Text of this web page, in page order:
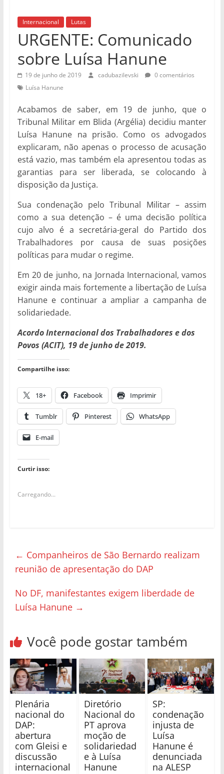
Internacional Lutas
URGENTE: Comunicado
sobre Luísa Hanune
19 de junho de 2019 cadubazilevski
0 comentários
Luísa Hanune
Acabamos de saber, em 19 de junho, que o
Tribunal Militar em Blida (Argélia) decidiu manter
Luísa Hanune na prisão. Como os advogados
explicaram, não apenas o processo de acusação
está vazio, mas também ela apresentou todas as
garantias para ser liberada, se colocando à
disposição da Justiça.
Sua condenação pelo Tribunal Militar – assim
como a sua detenção – é uma decisão política
cujo alvo é a secretária-geral do Partido dos
Trabalhadores por causa de suas posições
políticas para mudar o regime.
Em 20 de junho, na Jornada Internacional, vamos
exigir ainda mais fortemente a libertação de Luísa
Hanune e continuar a ampliar a campanha de
solidariedade.
Acordo Internacional dos Trabalhadores e dos
Povos (ACIT), 19 de junho de 2019.
Compartilhe isso:
18+ Facebook Imprimir
Tumblr Pinterest WhatsApp
E-mail
Curtir isso:
Carregando...
← Companheiros de São Bernardo realizam
reunião de apresentação do DAP
No DF, manifestantes exigem liberdade de
Luísa Hanune →
Você pode gostar também
Plenária
nacional do
DAP:
abertura
com Gleisi e
discussão
internacional
Diretório
Nacional do
PT aprova
moção de
solidariedad
e à Luísa
Hanune
SP:
condenação
injusta de
Luísa
Hanune é
denunciada
na ALESP